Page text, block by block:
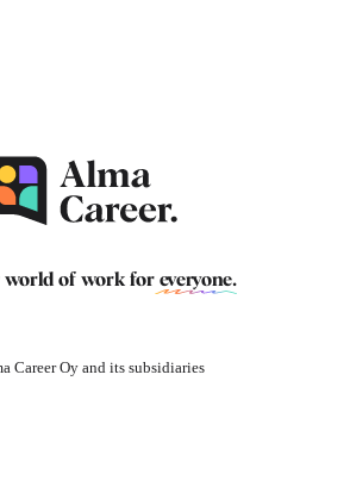
world of work for everyone.
Career Oy and its subsidiaries